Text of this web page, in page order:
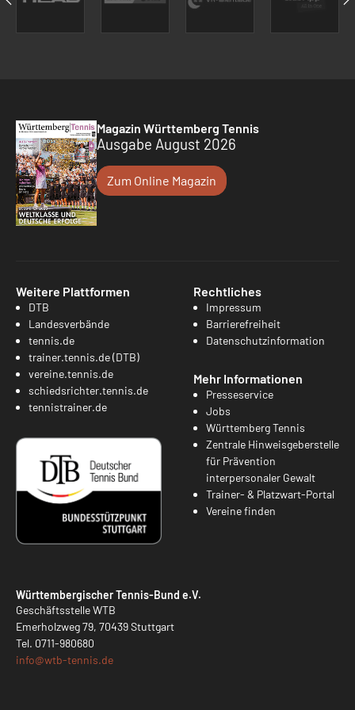
Magazin Württemberg Tennis
Ausgabe August 2026
Zum Online Magazin
Weitere Plattformen
DTB
Landesverbände
tennis.de
trainer.tennis.de (DTB)
vereine.tennis.de
schiedsrichter.tennis.de
tennistrainer.de
Rechtliches
Impressum
Barrierefreiheit
Datenschutzinformation
Mehr Informationen
Presseservice
Jobs
Württemberg Tennis
Zentrale Hinweisgeberstelle
für Prävention
interpersonaler Gewalt
Trainer- & Platzwart-Portal
Vereine finden
Württembergischer Tennis-Bund e.V.
Geschäftsstelle WTB
Emerholzweg 79, 70439 Stuttgart
Tel. 0711-980680
info@wtb-tennis.de